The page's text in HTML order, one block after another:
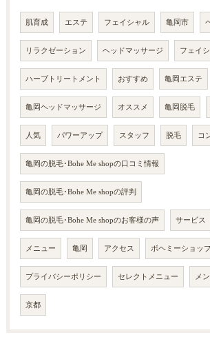
肌育成 エステ フェイシャル 亀岡市
リラクゼーション ヘッドマッサージ フェイ
ハーブトリートメント おすすめ 亀岡エステ
亀岡ヘッドマッサージ オススメ 亀岡脱毛
人気 パワーアップ スタッフ 脱毛 コ
亀岡の脱毛･Bohe Me shopの口コミ情報
亀岡の脱毛･Bohe Me shopの評判
亀岡の脱毛･Bohe Me shopのお客様の声 サービス
メニュー 亀岡 アクセス ボヘミーショッ
プライバシーポリシー セレクトメニュー メ
京都